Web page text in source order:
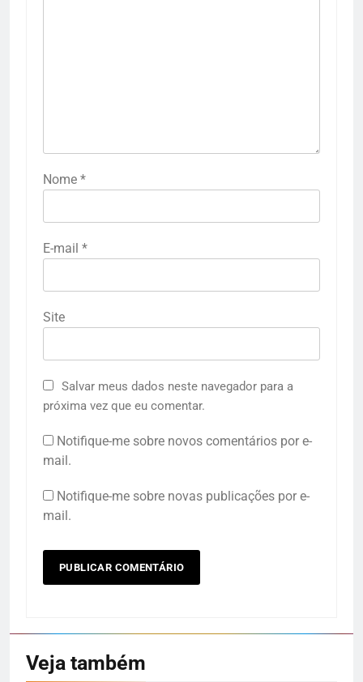
Nome *
E-mail *
Site
Salvar meus dados neste navegador para a
próxima vez que eu comentar.
Notifique-me sobre novos comentários por e-
mail.
Notifique-me sobre novas publicações por e-
mail.
Veja também